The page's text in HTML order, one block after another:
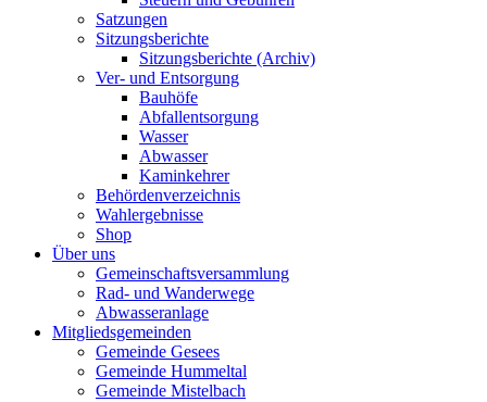
Satzungen
Sitzungsberichte
Sitzungsberichte (Archiv)
Ver- und Entsorgung
Bauhöfe
Abfallentsorgung
Wasser
Abwasser
Kaminkehrer
Behördenverzeichnis
Wahlergebnisse
Shop
Über uns
Gemeinschaftsversammlung
Rad- und Wanderwege
Abwasseranlage
Mitgliedsgemeinden
Gemeinde Gesees
Gemeinde Hummeltal
Gemeinde Mistelbach